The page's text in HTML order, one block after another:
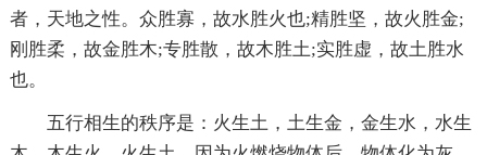
者，天地之性。众胜寡，故水胜火也;精胜坚，故火胜金;
刚胜柔，故金胜木;专胜散，故木胜土;实胜虚，故土胜水
也。
五行相生的秩序是：火生土，土生金，金生水，水生